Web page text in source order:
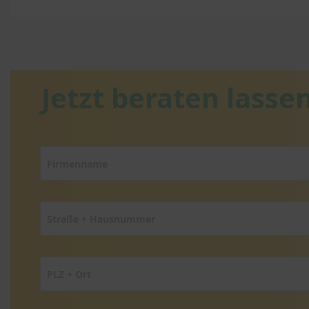
Jetzt beraten